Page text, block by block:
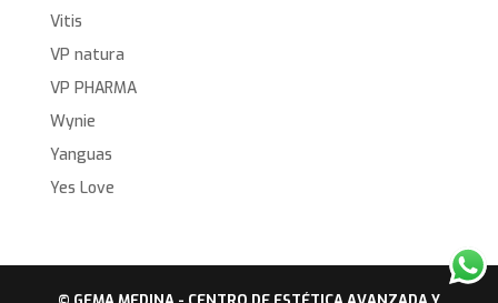
Vitis
VP natura
VP PHARMA
Wynie
Yanguas
Yes Love